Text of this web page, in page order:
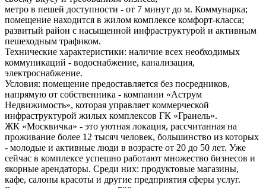
метро в пешей доступности - от 7 минут до м. Коммунарка;
помещение находится в жилом комплексе комфорт-класса;
развитый район с насыщенной инфраструктурой и активным
пешеходным трафиком.
Технические характеристики: наличие всех необходимых
коммуникаций - водоснабжение, канализация,
электроснабжение.
Условия: помещение предоставляется без посредников,
напрямую от собственника - компании «Аструм
Недвижимость», которая управляет коммерческой
инфраструктурой жилых комплексов ГК «Гранель».
ЖК «Москвичка» - это уютная локация, рассчитанная на
проживание более 12 тысяч человек, большинство из которых
- молодые и активные люди в возрасте от 20 до 50 лет. Уже
сейчас в комплексе успешно работают множество бизнесов и
якорные арендаторы. Среди них: продуктовые магазины,
кафе, салоны красоты и другие предприятия сферы услуг.